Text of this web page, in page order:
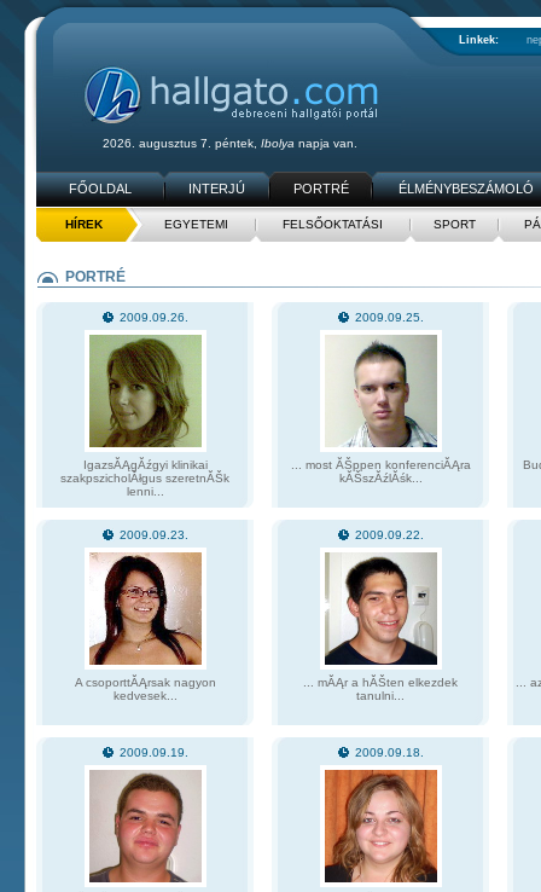
Linkek:
2026. augusztus 7. péntek, Ibolya napja van.
FŐOLDAL INTERJÚ PORTRÉ ÉLMÉNYBESZÁMOLÓ
HÍREK EGYETEMI FELSŐOKTATÁSI SPORT
PORTRÉ
2009.09.26.
IgazsĂĄgĂźgyi klinikai
szakpszicholĂłgus szeretnĂŠk
lenni...
2009.09.25.
... most ĂŠppen konferenciĂĄra
kĂŠszĂźlĂśk...
2009.09.23.
A csoporttĂĄrsak nagyon
kedvesek...
2009.09.22.
... mĂĄr a hĂŠten elkezdek
tanulni...
...
2009.09.19. 2009.09.18.